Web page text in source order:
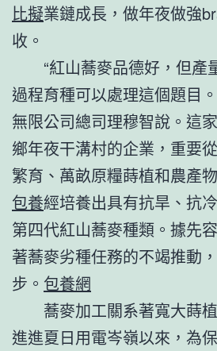
比擬業鏈成長，做年夜做強
收。
“紅山蕎麥品德好，但產
過程育種可以處理這個題目
無限公司總司理穆智說。這
鄉年夜干溝村的企業，重要
繁育、萬畝原糧蒔植和農產
包養經培養出具有抗旱、抗
第四代紅山蕎麥種類。據先
著蕎麥劣種任務的不竭推動
步。 包養網
蕎麥加工關系著寬大蒔植
進進夏日用電岑嶺以來，為